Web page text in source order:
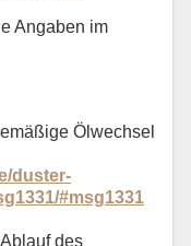
Angaben im
Ölwechsel
duster-
#msg1331
des